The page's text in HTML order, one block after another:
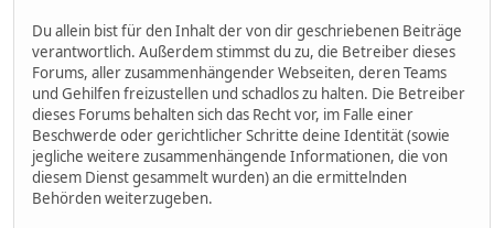
Du allein bist für den Inhalt der von dir geschriebenen Beiträge
verantwortlich. Außerdem stimmst du zu, die Betreiber dieses
Forums, aller zusammenhängender Webseiten, deren Teams
und Gehilfen freizustellen und schadlos zu halten. Die Betreiber
dieses Forums behalten sich das Recht vor, im Falle einer
Beschwerde oder gerichtlicher Schritte deine Identität (sowie
jegliche weitere zusammenhängende Informationen, die von
diesem Dienst gesammelt wurden) an die ermittelnden
Behörden weiterzugeben.